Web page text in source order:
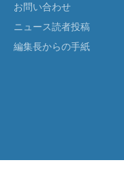
お問い合わせ
ニュース読者投稿
編集長からの手紙